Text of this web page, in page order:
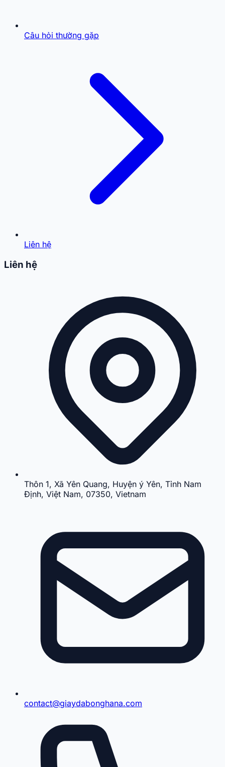
Câu hỏi thường gặp
Liên hệ
Liên hệ
Thôn 1, Xã Yên Quang, Huyện ý Yên, Tỉnh Nam
Định, Việt Nam, 07350, Vietnam
contact@giaydabonghana.com